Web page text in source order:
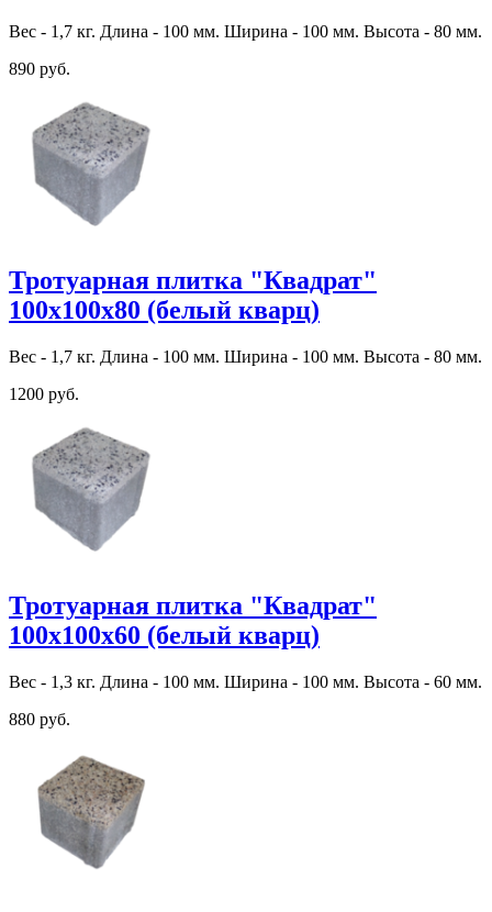
Вес - 1,7 кг. Длина - 100 мм. Ширина - 100 мм. Высота - 80 мм.
890 руб.
Тротуарная плитка "Квадрат"
100х100х80 (белый кварц)
Вес - 1,7 кг. Длина - 100 мм. Ширина - 100 мм. Высота - 80 мм.
1200 руб.
Тротуарная плитка "Квадрат"
100х100х60 (белый кварц)
Вес - 1,3 кг. Длина - 100 мм. Ширина - 100 мм. Высота - 60 мм.
880 руб.